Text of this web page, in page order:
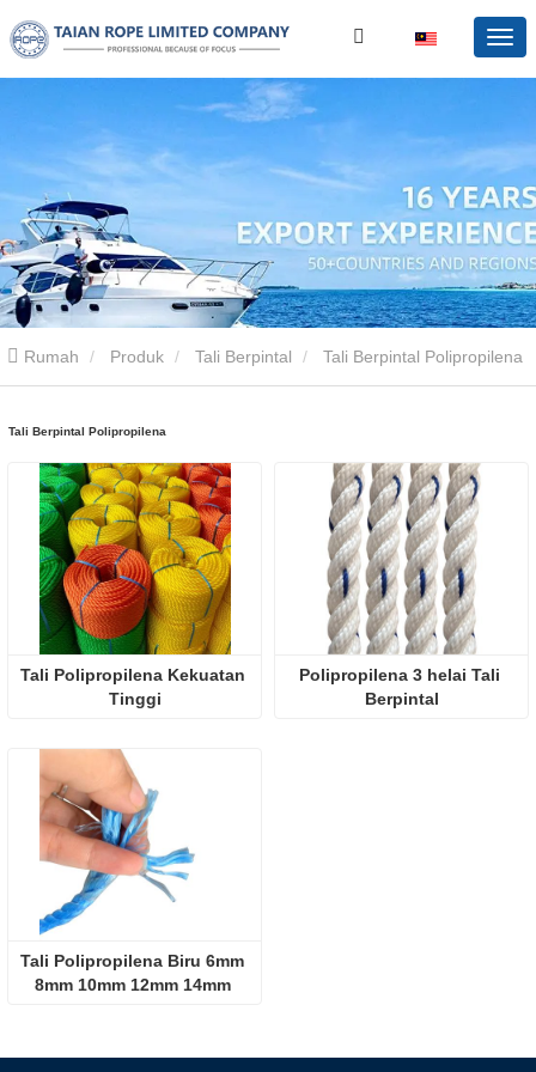
Rumah Produk Tali Berpintal Tali Berpintal Polipropilena
Tali Berpintal Polipropilena
Tali Polipropilena Kekuatan
Tinggi
Polipropilena 3 helai Tali
Berpintal
Tali Polipropilena Biru 6mm
8mm 10mm 12mm 14mm